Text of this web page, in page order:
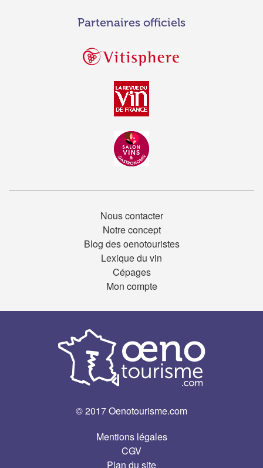
Partenaires officiels
Nous contacter
Notre concept
Blog des oenotouristes
Lexique du vin
Cépages
Mon compte
© 2017 Oenotourisme.com
Mentions légales
CGV
Plan du site